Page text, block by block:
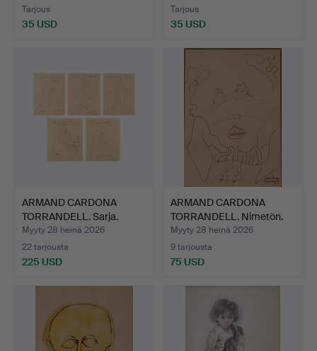
Tarjous
35 USD
Tarjous
35 USD
ARMAND CARDONA
TORRANDELL. Sarja.
Myyty 28 heinä 2026
22 tarjousta
225 USD
ARMAND CARDONA
TORRANDELL. Nimetön.
Myyty 28 heinä 2026
9 tarjousta
75 USD